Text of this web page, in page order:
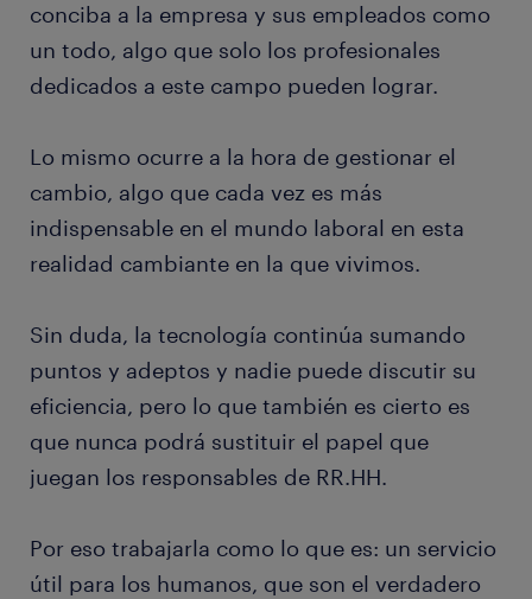
conciba a la empresa y sus empleados como
un todo, algo que solo los profesionales
dedicados a este campo pueden lograr.
Lo mismo ocurre a la hora de gestionar el
cambio, algo que cada vez es más
indispensable en el mundo laboral en esta
realidad cambiante en la que vivimos.
Sin duda, la tecnología continúa sumando
puntos y adeptos y nadie puede discutir su
eficiencia, pero lo que también es cierto es
que nunca podrá sustituir el papel que
juegan los responsables de RR.HH.
Por eso trabajarla como lo que es: un servicio
útil para los humanos, que son el verdadero